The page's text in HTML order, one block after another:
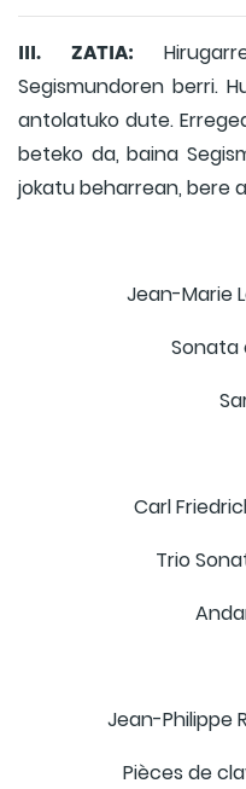
III. ZATIA:
Segismundoren berri.
antolatuko dute.
beteko da, baina
jokatu beharrean, bere
Jean-Marie
Sonata
Carl
Trio
Jean-Philippe
Pièces de